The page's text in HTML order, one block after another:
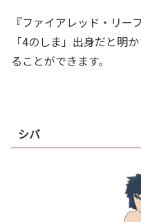
『ファイアレッド・リー
「4のしま」出身だと明
ることができます。
シバ